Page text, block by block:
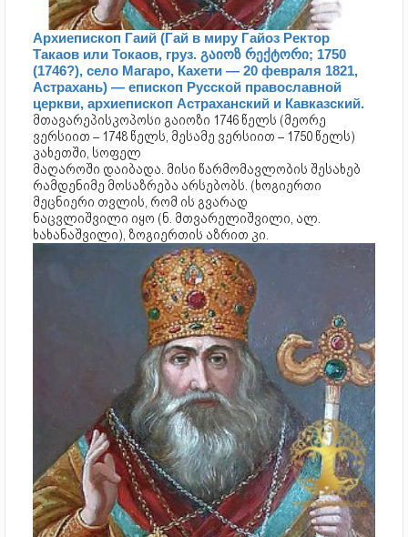
Архиепископ Гаий (Гай в миру Гайоз Ректор
Такаов или Токаов, груз. გაიოზ რექტორი; 1750
(1746?), село Магаро, Кахети — 20 февраля 1821,
Астрахань) — епископ Русской православной
церкви, архиепископ Астраханский и Кавказский.
მთავარეპისკოპოსი გაიოზი 1746 წელს (მეორე
ვერსიით – 1748 წელს, მესამე ვერსიით – 1750 წელს)
კახეთში, სოფელ
მაღაროში დაიბადა. მისი წარმომავლობის შესახებ
რამდენიმე მოსაზრება არსებობს. (ხოგიერთი
მეცნიერი თვლის, რომ ის გვარად
ნაცვლიშვილი იყო (ნ. მთვარელიშვილი, ალ.
ხახანაშვილი), ზოგიერთის აზრით კი.